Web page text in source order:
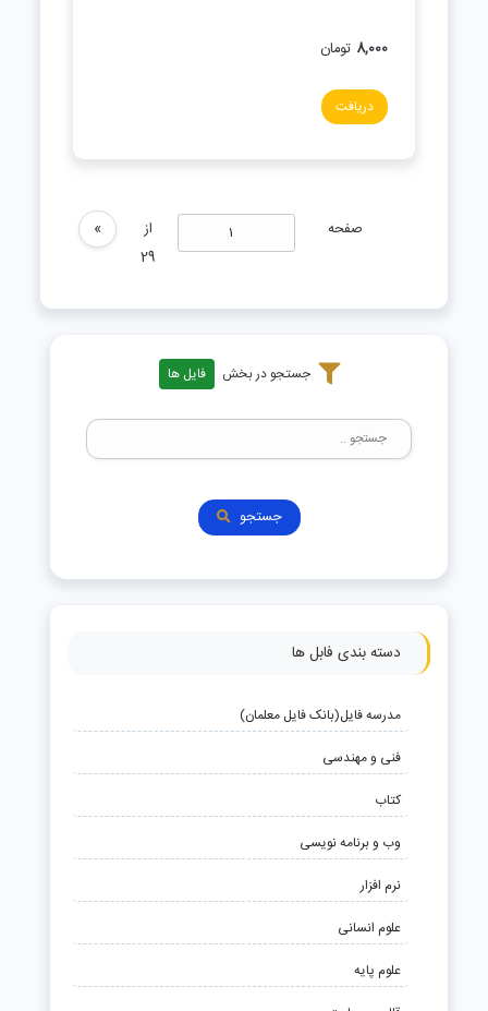
جستجو در بخش فایل ها
جستجو
دسته بندی فابل ها
مدرسه فایل(بانک فایل معلمان)
فنی و مهندسی
کتاب
وب و برنامه نویسی
نرم افزار
علوم انسانی
علوم پایه
8,000 تومان
دریافت
صفحه
از
29
»